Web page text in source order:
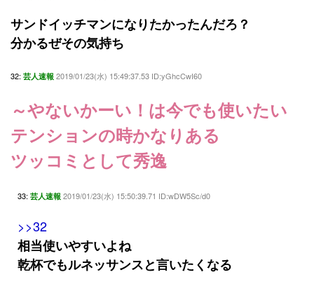
サンドイッチマンになりたかったんだろ？
分かるぜその気持ち
32: 芸人速報 2019/01/23(水) 15:49:37.53 ID:yGhcCwI60
～やないかーい！は今でも使いたい
テンションの時かなりある
ツッコミとして秀逸
33: 芸人速報 2019/01/23(水) 15:50:39.71 ID:wDW5Sc/d0
>>32
相当使いやすいよね
乾杯でもルネッサンスと言いたくなる